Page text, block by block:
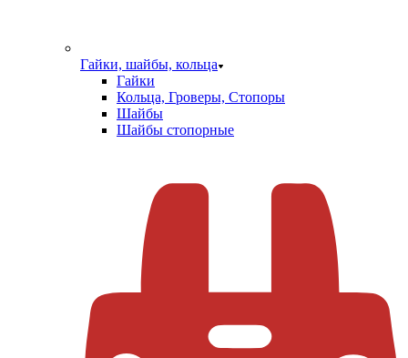
Гайки, шайбы, кольца
Гайки
Кольца, Гроверы, Стопоры
Шайбы
Шайбы стопорные